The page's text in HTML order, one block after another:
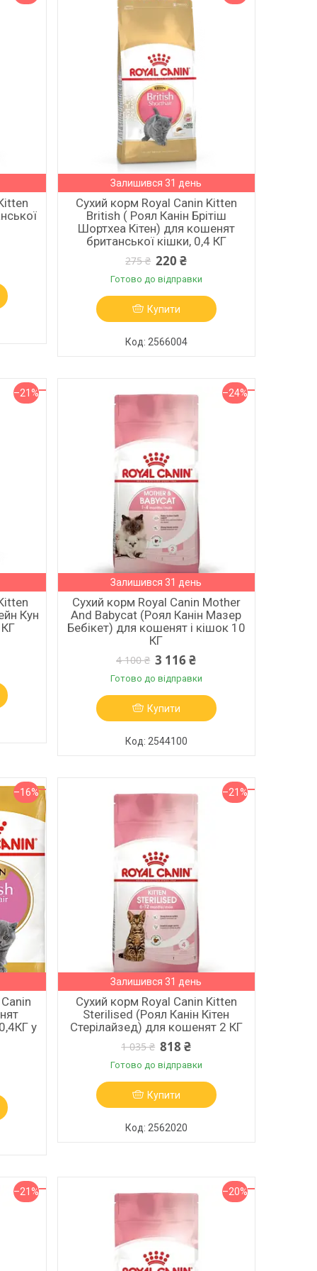
Залишився 31 день
Сухий корм Royal Canin Kitten
British ( Роял Канін Брітіш
Шортхеа Кітен) для кошенят
британської кішки, 0,4 КГ
275 ₴ 220 ₴
Готово до відправки
Купити
2566004
–21%
Кун
–24%
Залишився 31 день
Сухий корм Royal Canin Mother
And Babycat (Роял Канін Мазер
Бебікет) для кошенят і кішок 10
КГ
4 100 ₴ 3 116 ₴
Готово до відправки
Купити
2544100
–16%
у
–21%
Залишився 31 день
Сухий корм Royal Canin Kitten
Sterilised (Роял Канін Кітен
Стерілайзед) для кошенят 2 КГ
1 035 ₴ 818 ₴
Готово до відправки
Купити
2562020
–21% –20%